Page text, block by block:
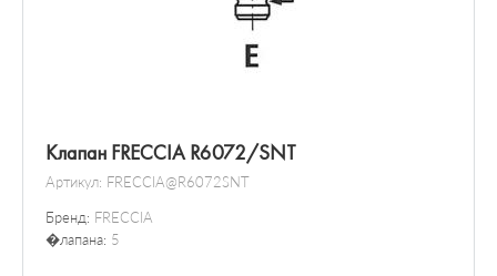
Клапан FRECCIA R6072/SNT
Артикул: FRECCIA@R6072SNT
Бренд: FRECCIA
�лапана: 5